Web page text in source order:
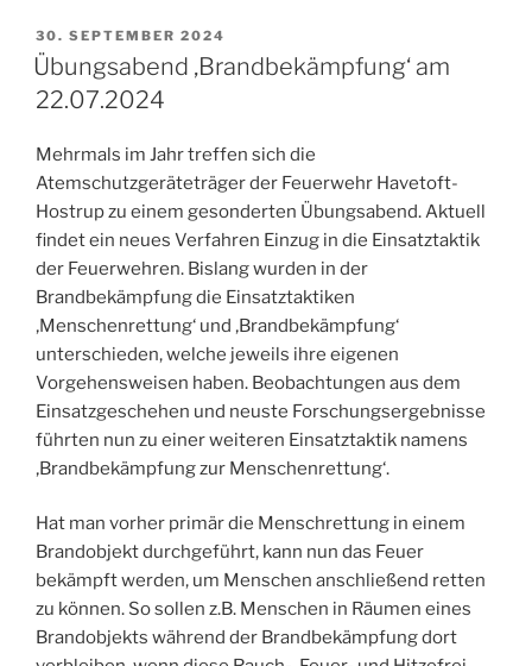
VERÖFFENTLICHT
AM
30. SEPTEMBER 2024
Übungsabend ‚Brandbekämpfung‘ am
22.07.2024
Mehrmals im Jahr treffen sich die
Atemschutzgeräteträger der Feuerwehr Havetoft-
Hostrup zu einem gesonderten Übungsabend. Aktuell
findet ein neues Verfahren Einzug in die Einsatztaktik
der Feuerwehren. Bislang wurden in der
Brandbekämpfung die Einsatztaktiken
‚Menschenrettung‘ und ‚Brandbekämpfung‘
unterschieden, welche jeweils ihre eigenen
Vorgehensweisen haben. Beobachtungen aus dem
Einsatzgeschehen und neuste Forschungsergebnisse
führten nun zu einer weiteren Einsatztaktik namens
‚Brandbekämpfung zur Menschenrettung‘.
Hat man vorher primär die Menschrettung in einem
Brandobjekt durchgeführt, kann nun das Feuer
bekämpft werden, um Menschen anschließend retten
zu können. So sollen z.B. Menschen in Räumen eines
Brandobjekts während der Brandbekämpfung dort